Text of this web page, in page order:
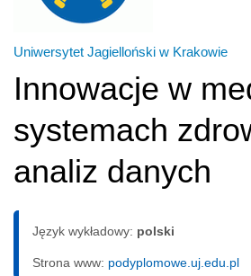
Uniwersytet Jagielloński w Krakowie
Innowacje w
systemach
analiz danych
Język wykładowy: polski
Strona www: podyplomowe.uj.edu.pl